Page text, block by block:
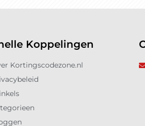
Koppelingen
Kortingscodezone.nl